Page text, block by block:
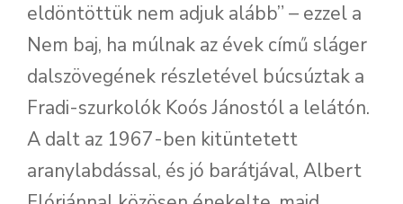
eldöntöttük nem adjuk alább” – ezzel a
Nem baj, ha múlnak az évek című sláger
dalszövegének részletével búcsúztak a
Fradi-szurkolók Koós Jánostól a lelátón.
A dalt az 1967-ben kitüntetett
aranylabdással, és jó barátjával, Albert